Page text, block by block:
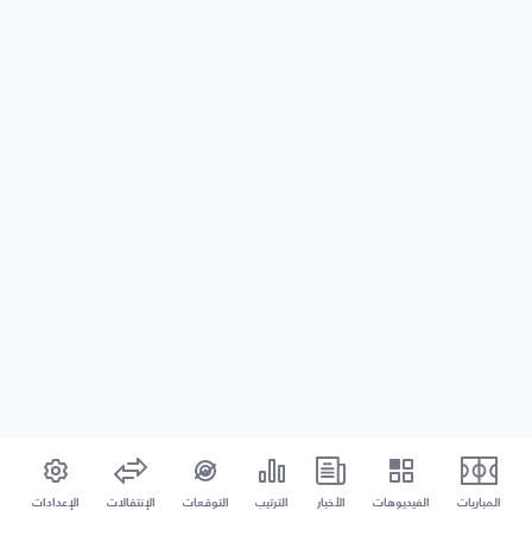
المباريات الفيديوهات الأخبار الترتيب التوقعات الإنتقالات الإعدادات